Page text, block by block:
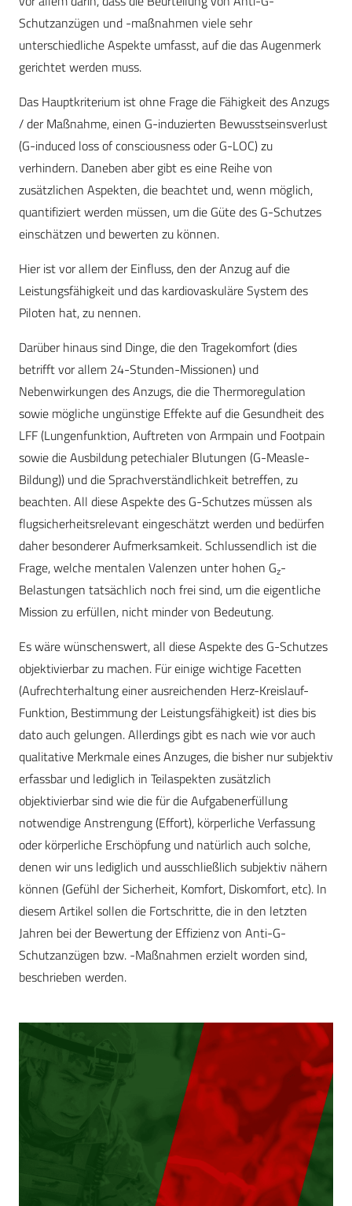
Schutzanzügen und -maßnahmen viele sehr
unterschiedliche Aspekte umfasst, auf die das Augenmerk
gerichtet werden muss.
Das Hauptkriterium ist ohne Frage die Fähigkeit des Anzugs
/ der Maßnahme, einen G-induzierten Bewusstseinsverlust
(G-induced loss of consciousness oder G-LOC) zu
verhindern. Daneben aber gibt es eine Reihe von
zusätzlichen Aspekten, die beachtet und, wenn möglich,
quantifiziert werden müssen, um die Güte des G-Schutzes
einschätzen und bewerten zu können.
Hier ist vor allem der Einfluss, den der Anzug auf die
Leistungsfähigkeit und das kardiovaskuläre System des
Piloten hat, zu nennen.
Darüber hinaus sind Dinge, die den Tragekomfort (dies
betrifft vor allem 24-Stunden-Missionen) und
Nebenwirkungen des Anzugs, die die Thermoregulation
sowie mögliche ungünstige Effekte auf die Gesundheit des
LFF (Lungenfunktion, Auftreten von Armpain und Footpain
sowie die Ausbildung petechialer Blutungen (G-Measle-
Bildung)) und die Sprachverständlichkeit betreffen, zu
beachten. All diese Aspekte des G-Schutzes müssen als
flugsicherheitsrelevant eingeschätzt werden und bedürfen
daher besonderer Aufmerksamkeit. Schlussendlich ist die
Frage, welche mentalen Valenzen unter hohen Gz-
Belastungen tatsächlich noch frei sind, um die eigentliche
Mission zu erfüllen, nicht minder von Bedeutung.
Es wäre wünschenswert, all diese Aspekte des G-Schutzes
objektivierbar zu machen. Für einige wichtige Facetten
(Aufrechterhaltung einer ausreichenden Herz-Kreislauf-
Funktion, Bestimmung der Leistungsfähigkeit) ist dies bis
dato auch gelungen. Allerdings gibt es nach wie vor auch
qualitative Merkmale eines Anzuges, die bisher nur subjektiv
erfassbar und lediglich in Teilaspekten zusätzlich
objektivierbar sind wie die für die Aufgabenerfüllung
notwendige Anstrengung (Effort), körperliche Verfassung
oder körperliche Erschöpfung und natürlich auch solche,
denen wir uns lediglich und ausschließlich subjektiv nähern
können (Gefühl der Sicherheit, Komfort, Diskomfort, etc). In
diesem Artikel sollen die Fortschritte, die in den letzten
Jahren bei der Bewertung der Effizienz von Anti-G-
Schutzanzügen bzw. -Maßnahmen erzielt worden sind,
beschrieben werden.